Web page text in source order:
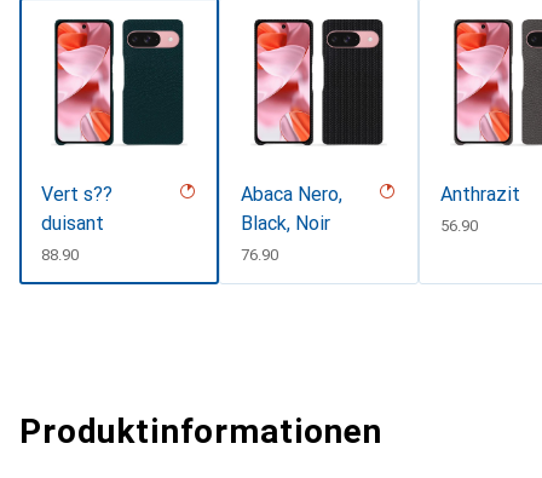
Vert s??
duisant
CHF
88.90
Abaca Nero,
Black, Noir
CHF
76.90
Anthrazit
CHF
56.90
Produktinformationen